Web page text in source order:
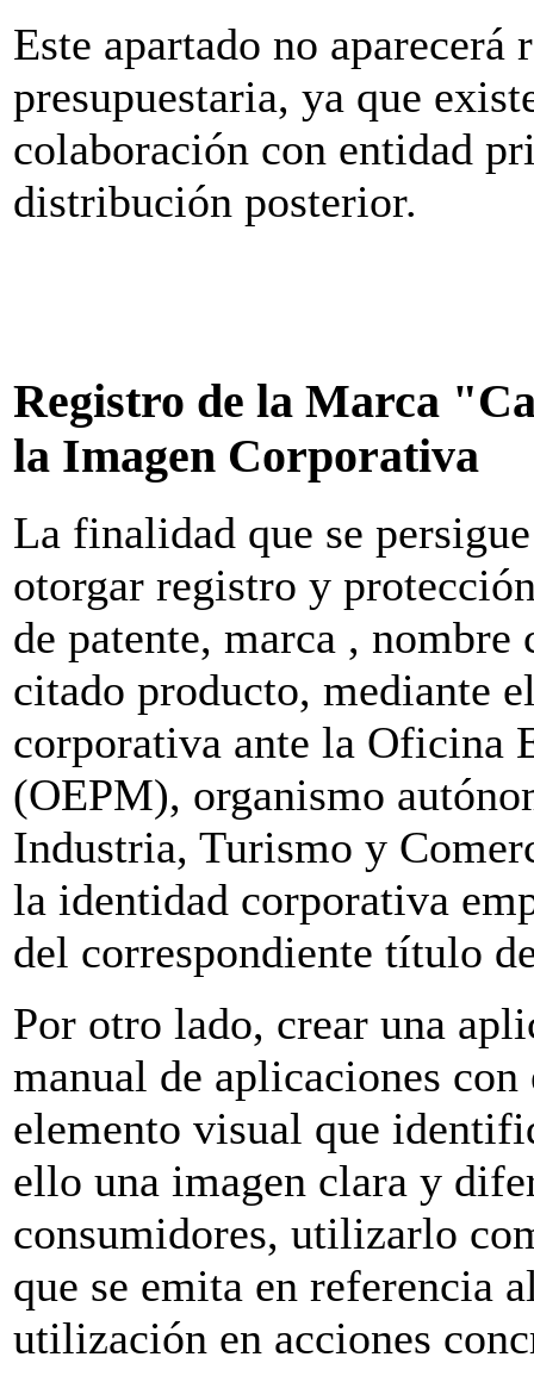
Este apartado no aparecerá
presupuestaria, ya que
colaboración con entidad
distribución posterior.
Registro de la Marca
la Imagen Corporativa
La finalidad que se
otorgar registro y
de patente, marca ,
citado producto, mediante
corporativa ante la Oficina
(OEPM), organismo
Industria, Turismo y
la identidad corporativa
del correspondiente título
Por otro lado, crear una
manual de aplicaciones
elemento visual que
ello una imagen clara y
consumidores, utilizarlo
que se emita en referencia
utilización en acciones